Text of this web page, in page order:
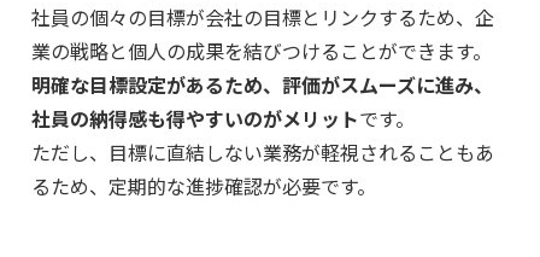
社員の個々の目標が会社の目標とリンクするため、企
業の戦略と個人の成果を結びつけることができます。
明確な目標設定があるため、評価がスムーズに進み、
社員の納得感も得やすいのがメリットです。
ただし、目標に直結しない業務が軽視されることもあ
るため、定期的な進捗確認が必要です。